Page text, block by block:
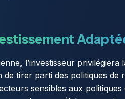
l’investisseur
de tirer parti des politiques
sensibles aux